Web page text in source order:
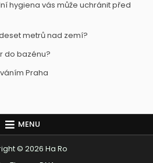
hygiena vás může uchránit před
metrů nad zemí?
do bazénu?
Praha
MENU
© 2026 Ha Ro